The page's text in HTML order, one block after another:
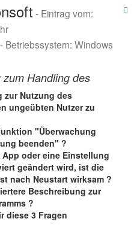
- Eintrag vom:
Betriebssystem: Windows
Handling des
zur Nutzung des
ungeübten Nutzer zu
"Überwachung
beenden" ?
oder eine Einstellung
geändert wird, ist die
nach Neustart wirksam ?
Beschreibung zur
?
diese 3 Fragen